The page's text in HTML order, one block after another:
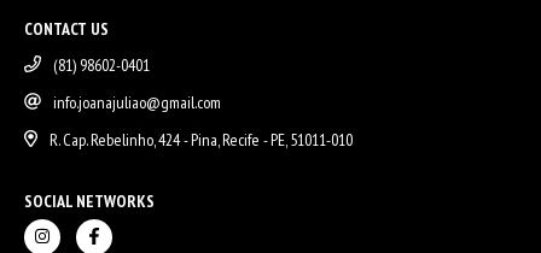
CONTACT US
(81) 98602-0401
info.joanajuliao@gmail.com
R. Cap. Rebelinho, 424 - Pina, Recife - PE, 51011-010
SOCIAL NETWORKS